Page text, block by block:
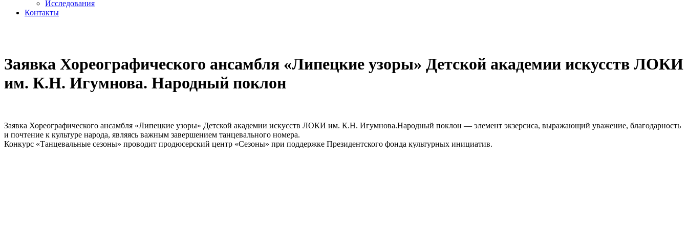
Исследования
Контакты
Заявка Хореографического ансамбля «Липецкие узоры» Детской академии искусств ЛОКИ
им. К.Н. Игумнова. Народный поклон
Заявка Хореографического ансамбля «Липецкие узоры» Детской академии искусств ЛОКИ им. К.Н. Игумнова.Народный поклон — элемент экзерсиса, выражающий уважение, благодарность
и почтение к культуре народа, являясь важным завершением танцевального номера.
Конкурс «Танцевальные сезоны» проводит продюсерский центр «Сезоны» при поддержке Президентского фонда культурных инициатив.